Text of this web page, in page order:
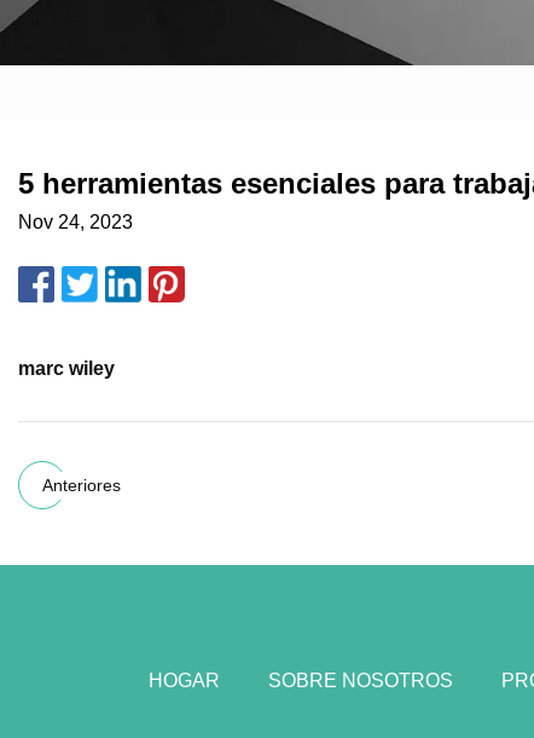
5 herramientas esenciales para
Nov 24, 2023
marc wiley
Anteriores
HOGAR SOBRE NOSOTROS